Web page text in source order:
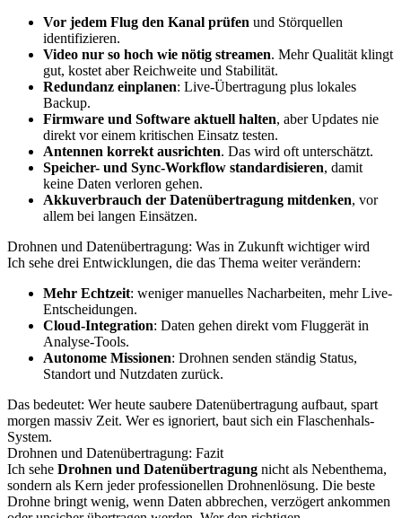
Vor jedem Flug den Kanal prüfen und Störquellen
identifizieren.
Video nur so hoch wie nötig streamen. Mehr Qualität klingt
gut, kostet aber Reichweite und Stabilität.
Redundanz einplanen: Live-Übertragung plus lokales
Backup.
Firmware und Software aktuell halten, aber Updates nie
direkt vor einem kritischen Einsatz testen.
Antennen korrekt ausrichten. Das wird oft unterschätzt.
Speicher- und Sync-Workflow standardisieren, damit
keine Daten verloren gehen.
Akkuverbrauch der Datenübertragung mitdenken, vor
allem bei langen Einsätzen.
Drohnen und Datenübertragung: Was in Zukunft wichtiger wird
Ich sehe drei Entwicklungen, die das Thema weiter verändern:
Mehr Echtzeit: weniger manuelles Nacharbeiten, mehr Live-
Entscheidungen.
Cloud-Integration: Daten gehen direkt vom Fluggerät in
Analyse-Tools.
Autonome Missionen: Drohnen senden ständig Status,
Standort und Nutzdaten zurück.
Das bedeutet: Wer heute saubere Datenübertragung aufbaut, spart
morgen massiv Zeit. Wer es ignoriert, baut sich ein Flaschenhals-
System.
Drohnen und Datenübertragung: Fazit
Ich sehe Drohnen und Datenübertragung nicht als Nebenthema,
sondern als Kern jeder professionellen Drohnenlösung. Die beste
Drohne bringt wenig, wenn Daten abbrechen, verzögert ankommen